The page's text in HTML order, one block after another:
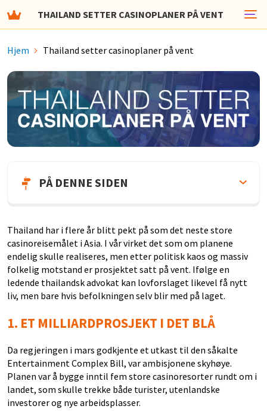
THAILAND SETTER CASINOPLANER PÅ VENT
Hjem Thailand setter casinoplaner på vent
PÅ DENNE SIDEN
Thailand har i flere år blitt pekt på som det neste store
casinoreisemålet i Asia. I vår virket det som om planene
endelig skulle realiseres, men etter politisk kaos og massiv
folkelig motstand er prosjektet satt på vent. Ifølge en
ledende thailandsk advokat kan lovforslaget likevel få nytt
liv, men bare hvis befolkningen selv blir med på laget.
1. ET MILLIARDPROSJEKT I DET BLÅ
Da regjeringen i mars godkjente et utkast til den såkalte
Entertainment Complex Bill, var ambisjonene skyhøye.
Planen var å bygge inntil fem store casinoresorter rundt om i
landet, som skulle trekke både turister, utenlandske
investorer og nye arbeidsplasser.